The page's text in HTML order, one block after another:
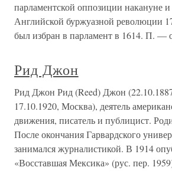
парламентской оппозиции накануне
Английской буржуазной революции
был избран в парламент в 1614. П. —
Рид Джон
Рид Джон Рид (Reed) Джон
17.10.1920, Москва), деятель
движения, писатель и публицист.
После окончания Гарвардского
занимался журналистикой. В 1914
«Восставшая Мексика» (рус. пер.